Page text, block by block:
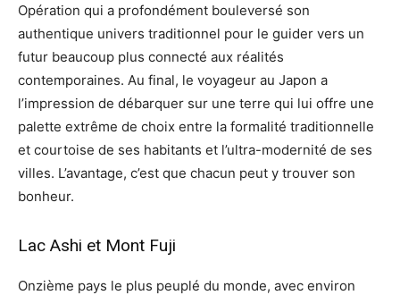
Opération qui a profondément bouleversé son
authentique univers traditionnel pour le guider vers un
futur beaucoup plus connecté aux réalités
contemporaines. Au final, le voyageur au Japon a
l’impression de débarquer sur une terre qui lui offre une
palette extrême de choix entre la formalité traditionnelle
et courtoise de ses habitants et l’ultra-modernité de ses
villes. L’avantage, c’est que chacun peut y trouver son
bonheur.
Lac Ashi et Mont Fuji
Onzième pays le plus peuplé du monde, avec environ